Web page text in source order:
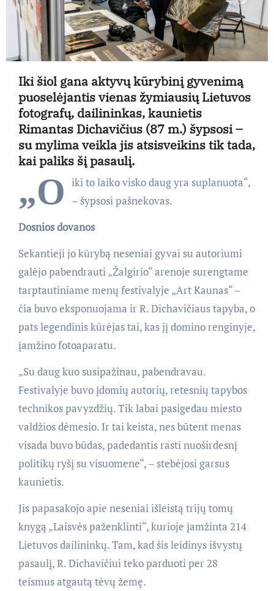
Iki šiol gana aktyvų kūrybinį gyvenimą
puoselėjantis vienas žymiausių Lietuvos
fotografų, dailininkas, kaunietis
Rimantas Dichavičius (87 m.) šypsosi –
su mylima veikla jis atsisveikins tik tada,
kai paliks šį pasaulį.
„O
iki to laiko visko daug yra suplanuota“,
– šypsosi pašnekovas.
Dosnios dovanos
Sekantieji jo kūrybą neseniai gyvai su autoriumi
galėjo pabendrauti „Žalgirio“ arenoje surengtame
tarptautiniame menų festivalyje „Art Kaunas“ –
čia buvo eksponuojama ir R. Dichavičiaus tapyba, o
pats legendinis kūrėjas tai, kas jį domino renginyje,
įamžino fotoaparatu.
„Su daug kuo susipažinau, pabendravau.
Festivalyje buvo įdomių autorių, retesnių tapybos
technikos pavyzdžių. Tik labai pasigedau miesto
valdžios dėmesio. Ir tai keista, nes būtent menas
visada buvo būdas, padedantis rasti nuoširdesnį
politikų ryšį su visuomene“, – stebėjosi garsus
kaunietis.
Jis papasakojo apie neseniai išleistą trijų tomų
knygą „Laisvės paženklinti“, kurioje įamžinta 214
Lietuvos dailininkų. Tam, kad šis leidinys išvystų
pasaulį, R. Dichavičiui teko parduoti per 28
teismus atgautą tėvų žemę.